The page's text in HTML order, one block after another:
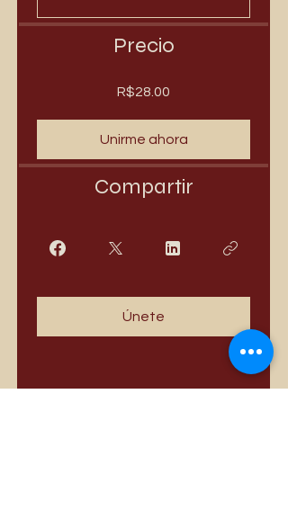
Precio
R$28.00
Unirme ahora
Compartir
Únete